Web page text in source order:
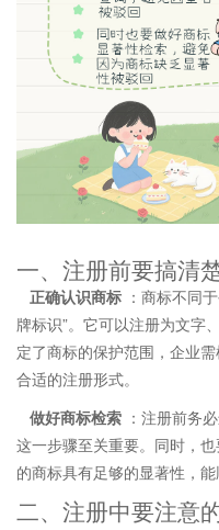
一、注册前要搞清
正确认识商标 ：商标不同
牌标识”。它可以注册为文字
定了商标的保护范围，企业
合适的注册形式。
做好商标检索 ：注册前务
这一步骤至关重要。同时，
的商标具有足够的显著性，能
二、注册中要注意